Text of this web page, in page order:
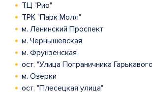
ТЦ "Рио"
ТРК "Парк Молл"
м. Ленинский Проспект
м. Чернышевская
м. Фрунзенская
ост. "Улица Пограничника
м. Озерки
ост. "Плесецкая улица"